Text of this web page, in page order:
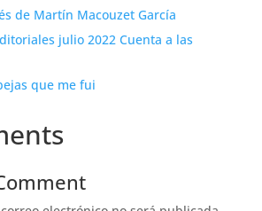
de Martín Macouzet García
que me fui